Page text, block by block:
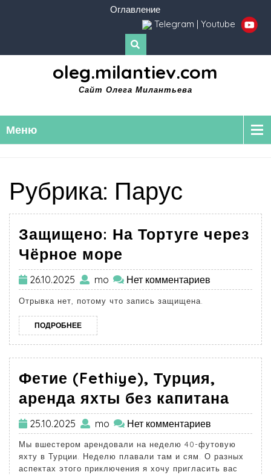
Оглавление
Telegram | Youtube
oleg.milantiev.com
Сайт Олега Милантьева
Меню
Рубрика: Парус
Защищено: На Тортуге через
Чёрное море
26.10.2025 mo Нет комментариев
Отрывка нет, потому что запись защищена.
ПОДРОБНЕЕ
Фетие (Fethiye), Турция,
аренда яхты без капитана
25.10.2025 mo Нет комментариев
Мы вшестером арендовали на неделю 40-футовую
яхту в Турции. Неделю плавали там и сям. О разных
аспектах этого приключения я хочу пригласить вас